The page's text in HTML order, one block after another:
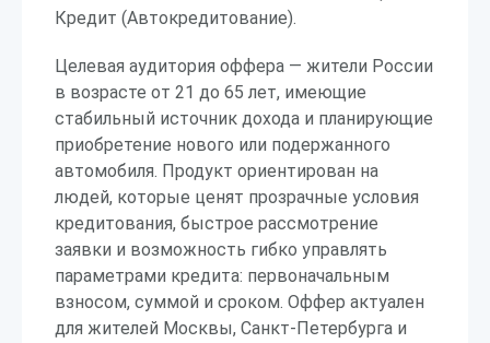
Кредит (Автокредитование).
Целевая аудитория оффера — жители России
в возрасте от 21 до 65 лет, имеющие
стабильный источник дохода и планирующие
приобретение нового или подержанного
автомобиля. Продукт ориентирован на
людей, которые ценят прозрачные условия
кредитования, быстрое рассмотрение
заявки и возможность гибко управлять
параметрами кредита: первоначальным
взносом, суммой и сроком. Оффер актуален
для жителей Москвы, Санкт-Петербурга и